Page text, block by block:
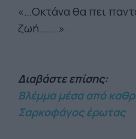
«…Οκτάνα θα πει
ζωή..…..».
Διαβάστε επίσης:
Βλέμμα μέσα από
Σαρκοφάγος έρωτας